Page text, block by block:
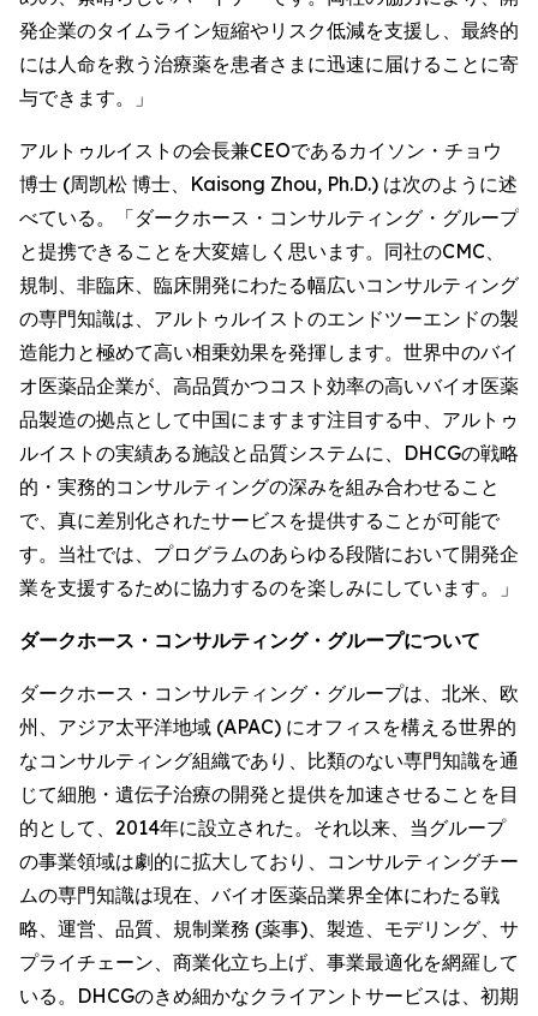
発企業のタイムライン短縮やリスク低減を支援し、最終的
には人命を救う治療薬を患者さまに迅速に届けることに寄
与できます。」
アルトゥルイストの会長兼CEOであるカイソン・チョウ
博士 (周凯松 博士、Kaisong Zhou, Ph.D.) は次のように述
べている。「ダークホース・コンサルティング・グループ
と提携できることを大変嬉しく思います。同社のCMC、
規制、非臨床、臨床開発にわたる幅広いコンサルティング
の専門知識は、アルトゥルイストのエンドツーエンドの製
造能力と極めて高い相乗効果を発揮します。世界中のバイ
オ医薬品企業が、高品質かつコスト効率の高いバイオ医薬
品製造の拠点として中国にますます注目する中、アルトゥ
ルイストの実績ある施設と品質システムに、DHCGの戦略
的・実務的コンサルティングの深みを組み合わせること
で、真に差別化されたサービスを提供することが可能で
す。当社では、プログラムのあらゆる段階において開発企
業を支援するために協力するのを楽しみにしています。」
ダークホース・コンサルティング・グループについて
ダークホース・コンサルティング・グループは、北米、欧
州、アジア太平洋地域 (APAC) にオフィスを構える世界的
なコンサルティング組織であり、比類のない専門知識を通
じて細胞・遺伝子治療の開発と提供を加速させることを目
的として、2014年に設立された。それ以来、当グループ
の事業領域は劇的に拡大しており、コンサルティングチー
ムの専門知識は現在、バイオ医薬品業界全体にわたる戦
略、運営、品質、規制業務 (薬事)、製造、モデリング、サ
プライチェーン、商業化立ち上げ、事業最適化を網羅して
いる。DHCGのきめ細かなクライアントサービスは、初期